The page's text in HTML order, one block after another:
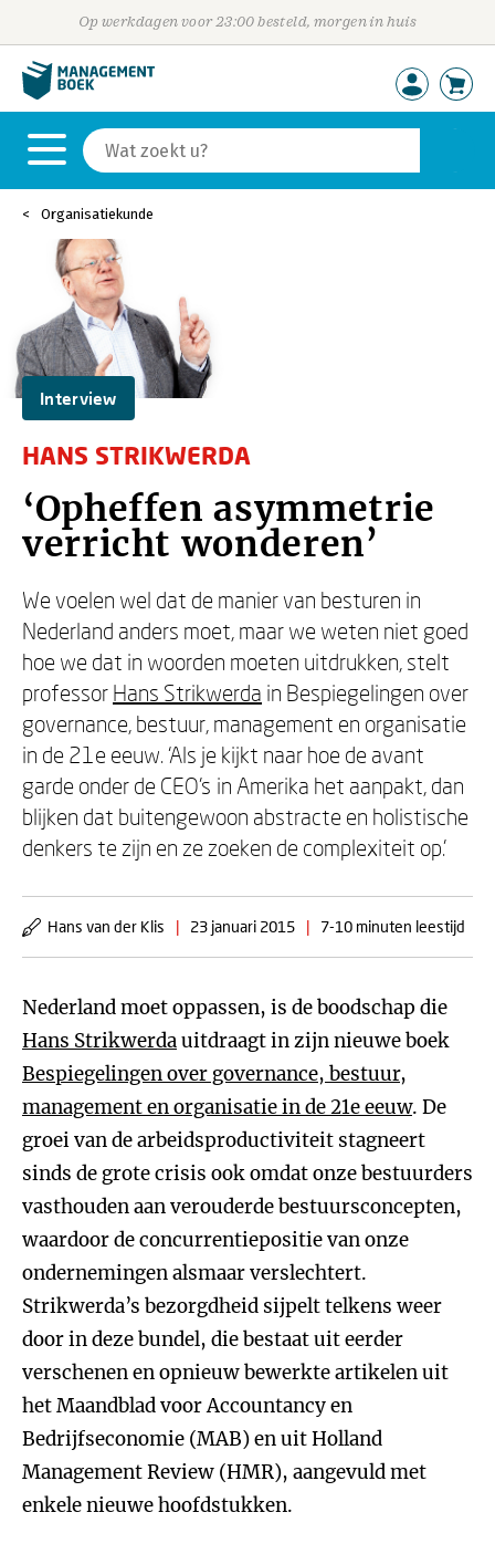
Op werkdagen voor 23:00 besteld, morgen in huis
Organisatiekunde
Interview
HANS STRIKWERDA
‘Opheffen asymmetrie
verricht wonderen’
We voelen wel dat de manier van besturen in
Nederland anders moet, maar we weten niet goed
hoe we dat in woorden moeten uitdrukken, stelt
professor Hans Strikwerda in Bespiegelingen over
governance, bestuur, management en organisatie
in de 21e eeuw. ‘Als je kijkt naar hoe de avant
garde onder de CEO’s in Amerika het aanpakt, dan
blijken dat buitengewoon abstracte en holistische
denkers te zijn en ze zoeken de complexiteit op.’
Hans van der Klis | 23 januari 2015 | 7-10 minuten leestijd
Nederland moet oppassen, is de boodschap die
Hans Strikwerdauitdraagt in zijn nieuwe boek
Bespiegelingen over governance, bestuur,
management en organisatie in de 21e eeuw. De
groei van de arbeidsproductiviteit stagneert
sinds de grote crisis ook omdat onze bestuurders
vasthouden aan verouderde bestuursconcepten,
waardoor de concurrentiepositie van onze
ondernemingen alsmaar verslechtert.
Strikwerda’s bezorgdheid sijpelt telkens weer
door in deze bundel, die bestaat uit eerder
verschenen en opnieuw bewerkte artikelen uit
het Maandblad voor Accountancy en
Bedrijfseconomie (MAB) en uit Holland
Management Review (HMR), aangevuld met
enkele nieuwe hoofdstukken.